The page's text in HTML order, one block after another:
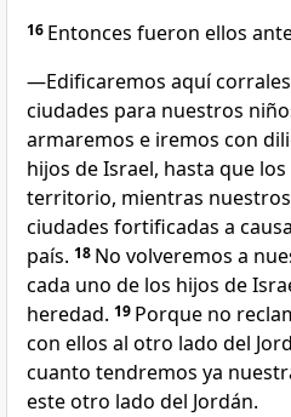
16 Entonces fueron ellos
—Edificaremos aquí
ciudades para nuestros
armaremos e iremos con
hijos de Israel, hasta que
territorio, mientras
ciudades fortificadas a
país. 18 No volveremos a
cada uno de los hijos de
heredad. 19 Porque no
con ellos al otro lado del
cuanto tendremos ya
este otro lado del Jordán.